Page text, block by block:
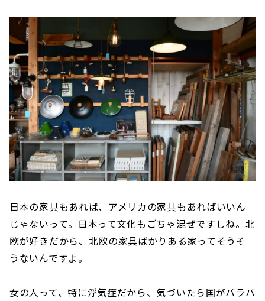
日本の家具もあれば、アメリカの家具もあればいいん
じゃないって。日本って文化もごちゃ混ぜですしね。北
欧が好きだから、北欧の家具ばかりある家ってそうそ
うないんですよ。
女の人って、特に浮気症だから、気づいたら国がバラバ